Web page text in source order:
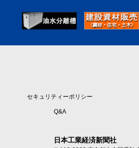
セキュリティーポリシー
Q&A
日本工業経済新聞社